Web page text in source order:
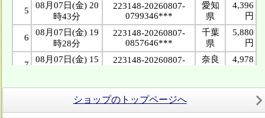
ショップのトップページへ